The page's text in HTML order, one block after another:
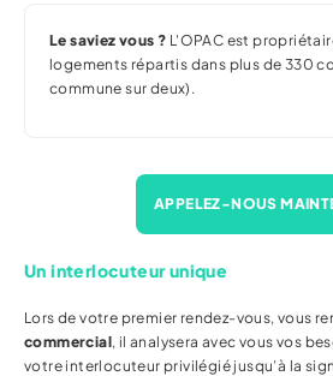
Le saviez vous ? L'OPAC est
logements répartis dans plus de 330
commune sur deux).
APPELEZ-NOUS
Un interlocuteur unique
Lors de votre premier rendez-vous, vous
commercial, il analysera avec vous vos
votre interlocuteur privilégié jusqu’à la